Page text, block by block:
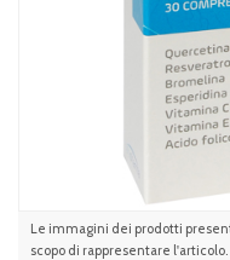
Le immagini dei prodotti
scopo di rappresentare l'articolo.